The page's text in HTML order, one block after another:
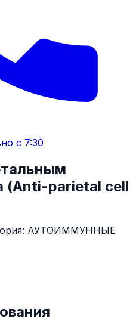
с 7:30
(Anti-parietal cell
АУТОИММУННЫЕ